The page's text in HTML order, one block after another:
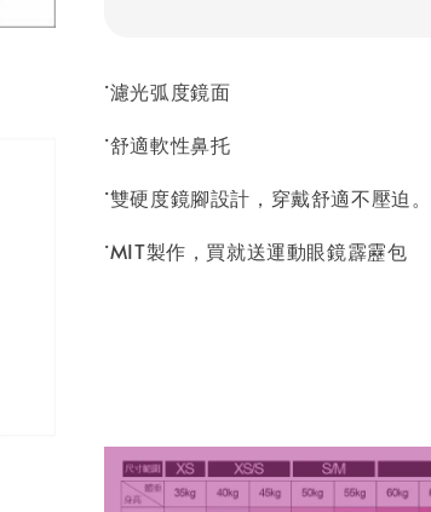
˙濾光弧度鏡面
˙舒適軟性鼻托
˙雙硬度鏡腳設計，穿戴舒適不壓迫。
˙MIT製作，買就送運動眼鏡霹靂包